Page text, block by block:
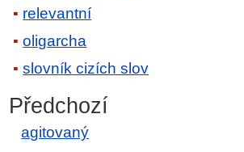
relevantní
oligarcha
slovník cizích slov
Předchozí
agitovaný